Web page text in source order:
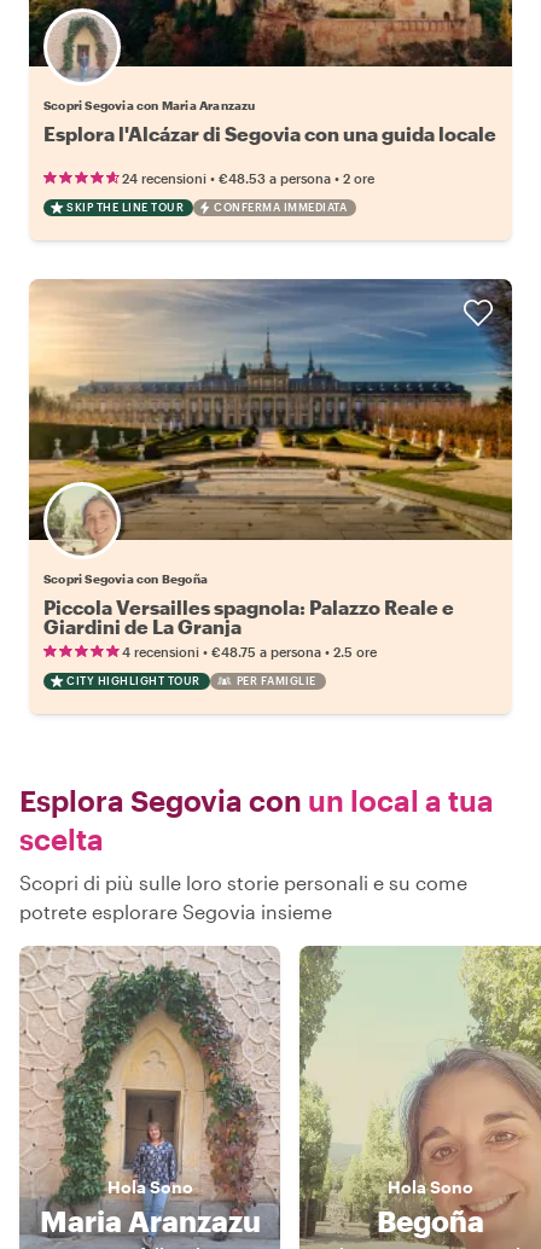
Scopri Segovia con Maria Aranzazu
Esplora l'Alcázar di Segovia con una guida locale
24 recensioni • €48.53 a persona • 2 ore
SKIP THE LINE TOUR CONFERMA IMMEDIATA
Scopri Segovia con Begoña
Piccola Versailles spagnola: Palazzo Reale e
Giardini de La Granja
4 recensioni • €48.75 a persona • 2.5 ore
CITY HIGHLIGHT TOUR PER FAMIGLIE
Esplora Segovia con un local a tua
scelta
Scopri di più sulle loro storie personali e su come
potrete esplorare Segovia insieme
HolaSono
Maria Aranzazu
Hola Sono
Begoña